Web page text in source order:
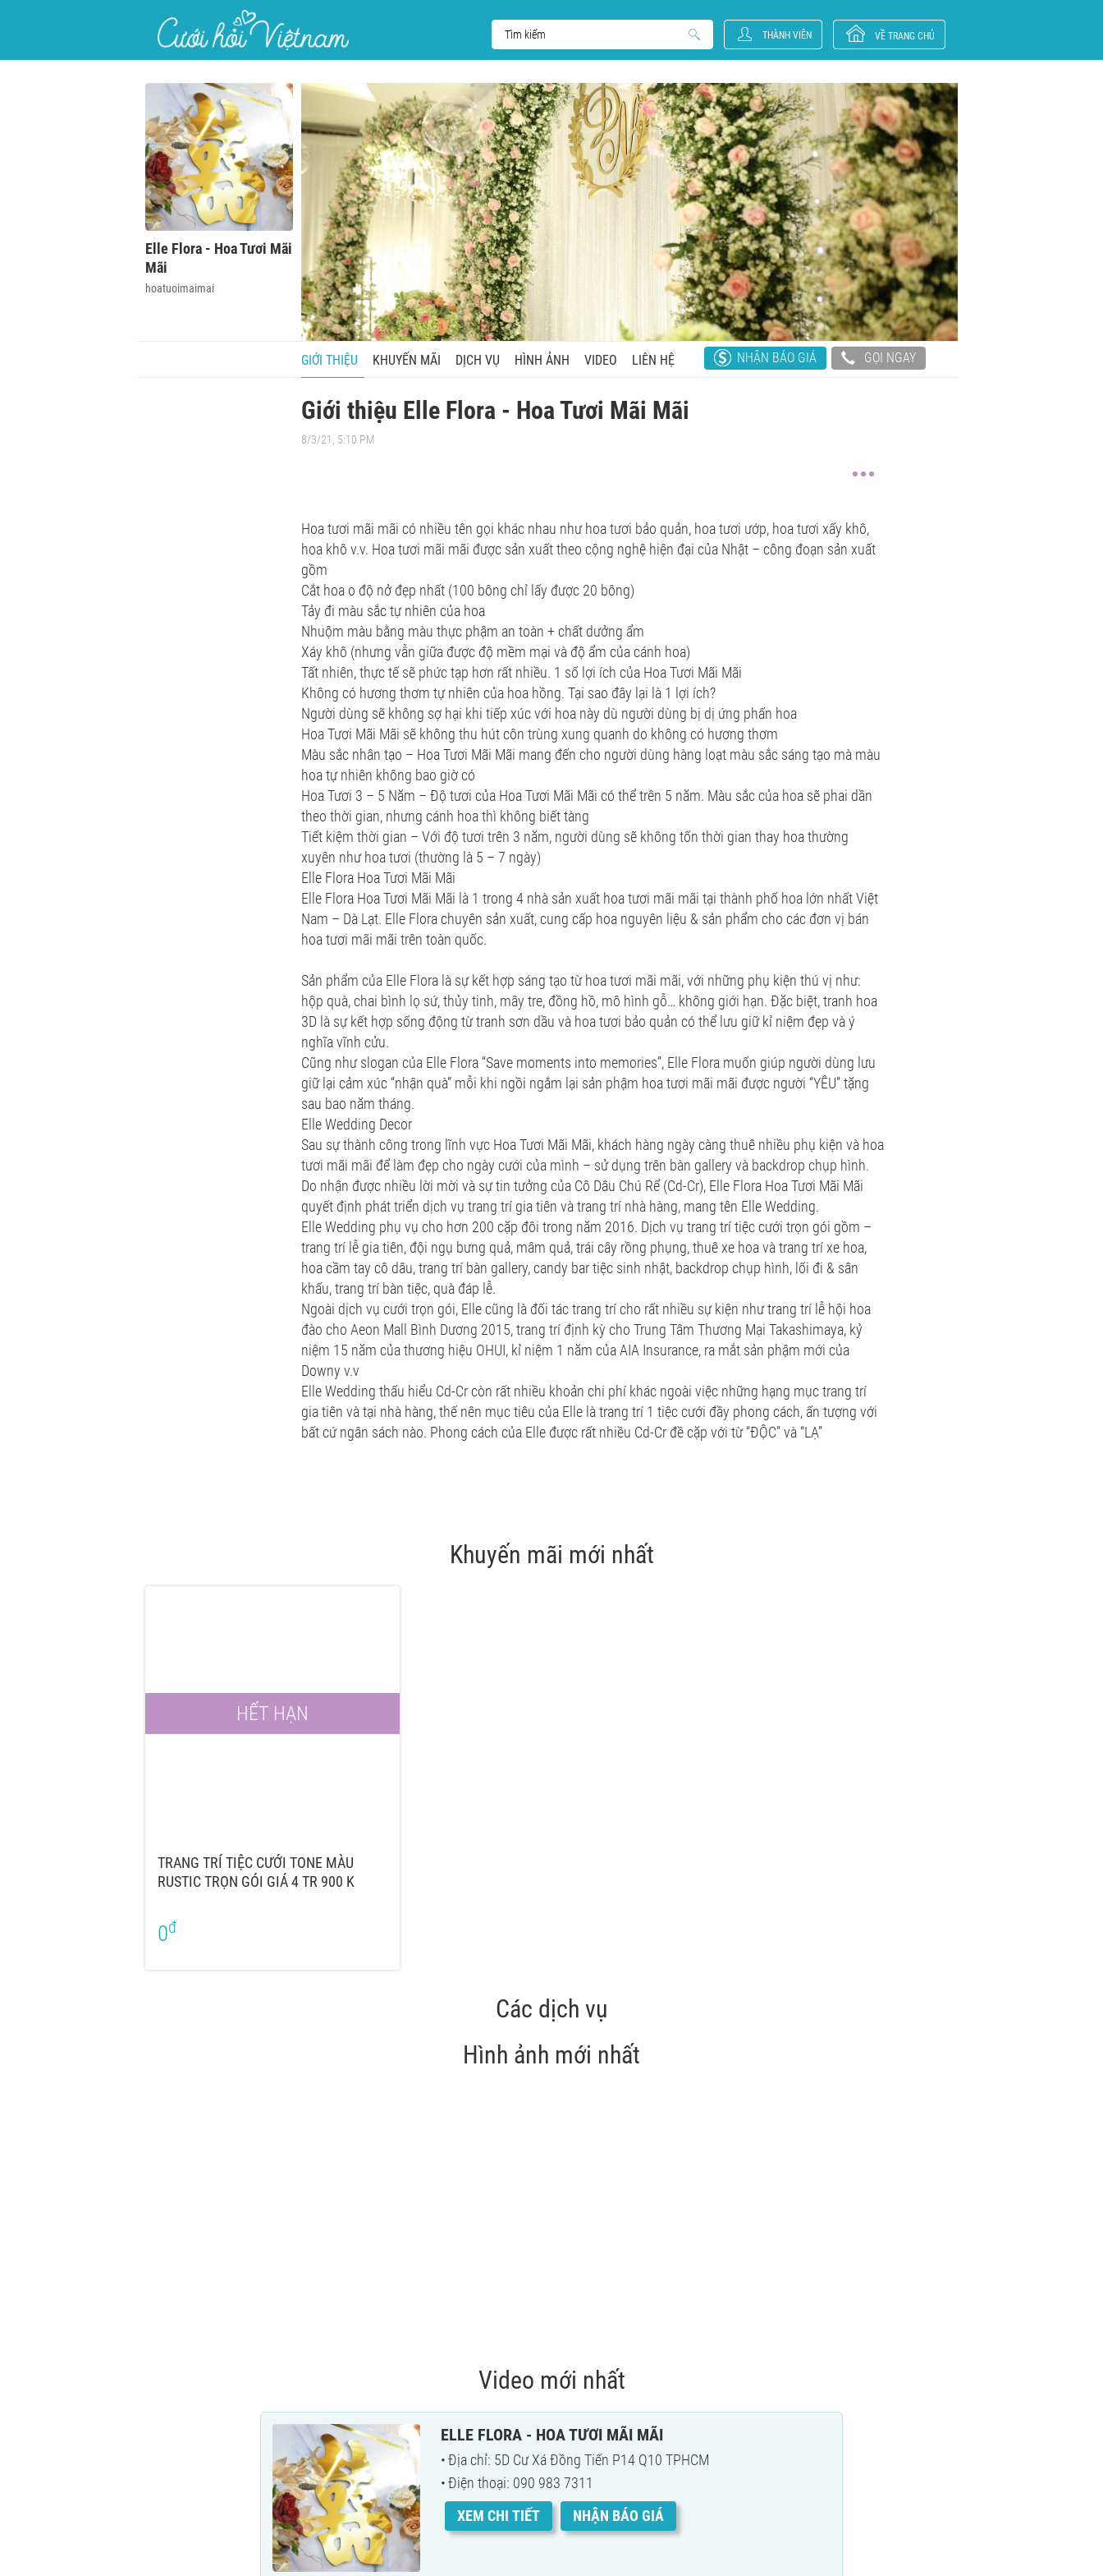
THÀNH VIÊN VỀ TRANG CHỦ
Elle Flora - Hoa Tươi Mãi
Mãi
hoatuoimaimai
GIỚI THIỆU KHUYẾN MÃI DỊCH VỤ HÌNH ẢNH VIDEO LIÊN HỆ NHẬN BÁO GIÁ GỌI NGAY
Giới thiệu Elle Flora - Hoa Tươi Mãi Mãi
8/3/21, 5:10 PM
Hoa tươi mãi mãi có nhiều tên gọi khác nhau như hoa tươi bảo quản, hoa tươi ướp, hoa tươi xấy khô,
hoa khô v.v. Hoa tươi mãi mãi được sản xuất theo cộng nghệ hiện đại của Nhật – công đoạn sản xuất
gồm
Cắt hoa o độ nở đẹp nhất (100 bông chỉ lấy được 20 bông)
Tảy đi màu sắc tự nhiên của hoa
Nhuộm màu bằng màu thực phậm an toàn + chất dưởng ẩm
Xáy khô (nhưng vẫn giữa được độ mềm mại và độ ẩm của cánh hoa)
Tất nhiên, thực tế sẽ phức tạp hơn rất nhiều. 1 số lợi ích của Hoa Tươi Mãi Mãi
Không có hương thơm tự nhiên của hoa hồng. Tại sao đây lại là 1 lợi ích?
Người dùng sẽ không sợ hại khi tiếp xúc với hoa này dù người dùng bị dị ứng phấn hoa
Hoa Tươi Mãi Mãi sẽ không thu hút côn trùng xung quanh do không có hương thơm
Màu sắc nhân tạo – Hoa Tươi Mãi Mãi mang đến cho người dùng hàng loạt màu sắc sáng tạo mà màu
hoa tự nhiên không bao giờ có
Hoa Tươi 3 – 5 Năm – Độ tươi của Hoa Tươi Mãi Mãi có thể trên 5 năm. Màu sắc của hoa sẽ phai dần
theo thời gian, nhưng cánh hoa thì không biết tàng
Tiết kiệm thời gian – Với độ tươi trên 3 năm, người dùng sẽ không tốn thời gian thay hoa thường
xuyên như hoa tươi (thường là 5 – 7 ngày)
Elle Flora Hoa Tươi Mãi Mãi
Elle Flora Hoa Tươi Mãi Mãi là 1 trong 4 nhà sản xuất hoa tươi mãi mãi tại thành phố hoa lớn nhất Việt
Nam – Dà Lạt. Elle Flora chuyên sản xuất, cung cấp hoa nguyên liệu & sản phẩm cho các đơn vị bán
hoa tươi mãi mãi trên toàn quốc.
Sản phẩm của Elle Flora là sự kết hợp sáng tạo từ hoa tươi mãi mãi, với những phụ kiện thú vị như:
hộp quà, chai bình lọ sứ, thủy tinh, mây tre, đồng hồ, mô hình gỗ… không giới hạn. Đặc biệt, tranh hoa
3D là sự kết hợp sống động từ tranh sơn dầu và hoa tươi bảo quản có thể lưu giữ kỉ niệm đẹp và ý
nghĩa vĩnh cửu.
Cũng như slogan của Elle Flora “Save moments into memories”, Elle Flora muốn giúp người dùng lưu
giữ lại cảm xúc “nhận quà” mỗi khi ngồi ngắm lại sản phậm hoa tươi mãi mãi được người “YÊU” tặng
sau bao năm tháng.
Elle Wedding Decor
Sau sự thành công trong lĩnh vực Hoa Tươi Mãi Mãi, khách hàng ngày càng thuê nhiều phụ kiện và hoa
tươi mãi mãi để làm đẹp cho ngày cưới của mình – sử dụng trên bàn gallery và backdrop chụp hình.
Do nhận được nhiều lời mời và sự tin tưởng của Cô Dâu Chú Rể (Cd-Cr), Elle Flora Hoa Tươi Mãi Mãi
quyết định phát triển dịch vụ trang trí gia tiên và trang trí nhà hàng, mang tên Elle Wedding.
Elle Wedding phụ vụ cho hơn 200 cặp đôi trong năm 2016. Dịch vụ trang trí tiệc cưới trọn gói gồm –
trang trí lễ gia tiên, đội ngụ bưng quả, mâm quả, trái cây rồng phụng, thuê xe hoa và trang trí xe hoa,
hoa cầm tay cô dâu, trang trí bàn gallery, candy bar tiệc sinh nhật, backdrop chụp hình, lối đi & sân
khấu, trang trí bàn tiệc, quà đáp lễ.
Ngoài dịch vụ cưới trọn gói, Elle cũng là đối tác trang trí cho rất nhiều sự kiện như trang trí lễ hội hoa
đào cho Aeon Mall Bình Dương 2015, trang trí định kỳ cho Trung Tâm Thương Mại Takashimaya, kỷ
niệm 15 năm của thương hiệu OHUI, kỉ niệm 1 năm của AIA Insurance, ra mắt sản phậm mới của
Downy v.v
Elle Wedding thấu hiểu Cd-Cr còn rất nhiều khoản chi phí khác ngoài việc những hạng mục trang trí
gia tiên và tại nhà hàng, thế nên mục tiêu của Elle là trang trí 1 tiệc cưới đầy phong cách, ấn tượng với
bất cứ ngân sách nào. Phong cách của Elle được rất nhiều Cd-Cr đề cặp với từ “ĐỘC” và “LẠ”
Khuyến mãi mới nhất
HẾT HẠN
TRANG TRÍ TIỆC CƯỚI TONE MÀU
RUSTIC TRỌN GÓI GIÁ 4 TR 900 K
0đ
Các dịch vụ
Hình ảnh mới nhất
Video mới nhất
ELLE FLORA - HOA TƯƠI MÃI MÃI
Địa chỉ: 5D Cư Xá Đồng Tiến P14 Q10 TPHCM
Điện thoại: 090 983 7311
XEM CHI TIẾT
NHẬN BÁO GIÁ